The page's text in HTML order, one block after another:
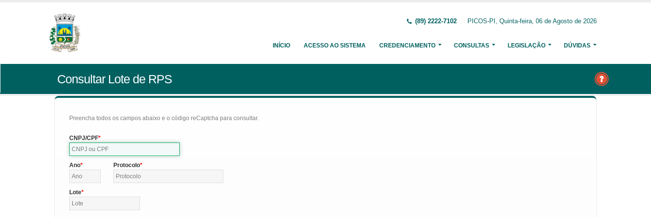
(89) 2222-7102 PICOS-PI, Quinta-feira, 06 de Agosto de 2026
INÍCIO ACESSO AO SISTEMA CREDENCIAMENTO CONSULTAS LEGISLAÇÃO DÚVIDAS
Consultar Lote de RPS
Preencha todos os campos abaixo e o código reCaptcha para consultar.
CNPJ/CPF
Ano Protocolo
Lote